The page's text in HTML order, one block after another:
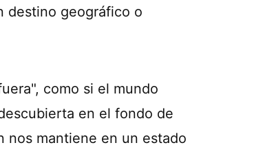
destino geográfico o
como si el mundo
en el fondo de
nos mantiene en un estado